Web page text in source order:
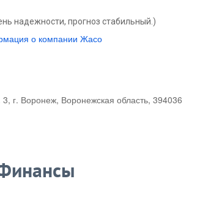
надежности, прогноз стабильный.)
о компании Жасо
3, г. Воронеж, Воронежская область, 394036